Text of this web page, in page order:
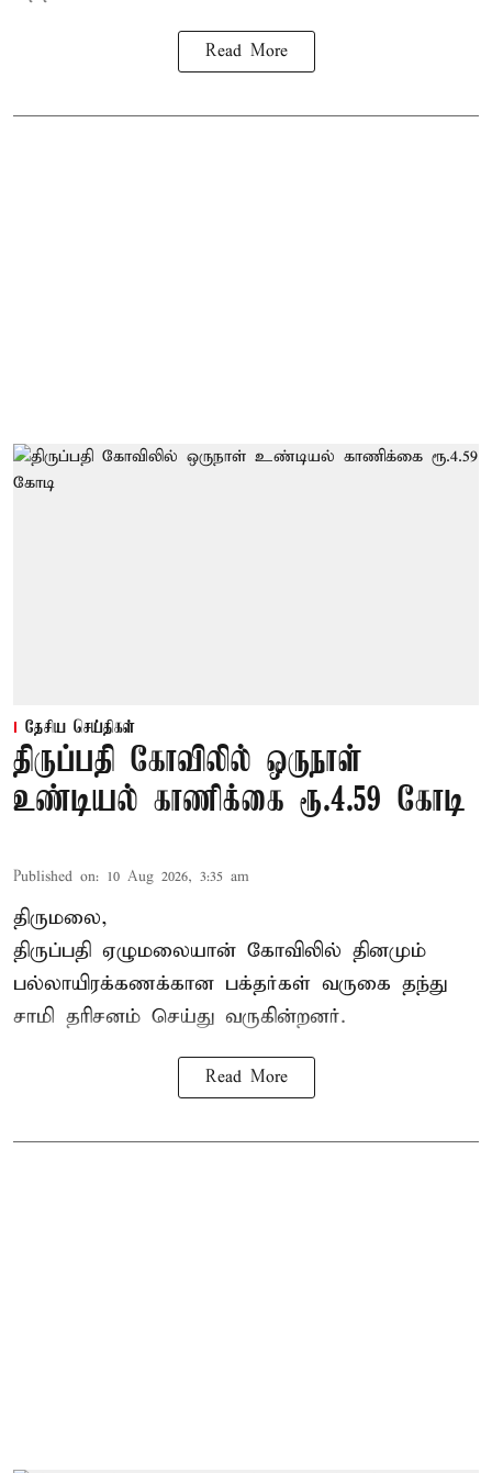
Read More
தேசிய செய்திகள்
திருப்பதி கோவிலில் ஒருநாள்
உண்டியல் காணிக்கை ரூ.4.59 கோடி
Published on: 10 Aug 2026, 3:35 am
திருமலை,
திருப்பதி ஏழுமலையான் கோவிலில் தினமும்
பல்லாயிரக்கணக்கான பக்தர்கள் வருகை தந்து
சாமி தரிசனம் செய்து வருகின்றனர்.
Read More